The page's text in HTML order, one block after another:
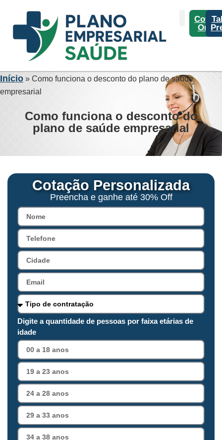
Início » Como funciona o desconto do plano de saúde
empresarial
Como funciona o desconto do
plano de saúde empresarial
Cotação Personalizada
Preencha e ganhe até 30% Off
Digite a quantidade de pessoas por faixa etárias de
idade